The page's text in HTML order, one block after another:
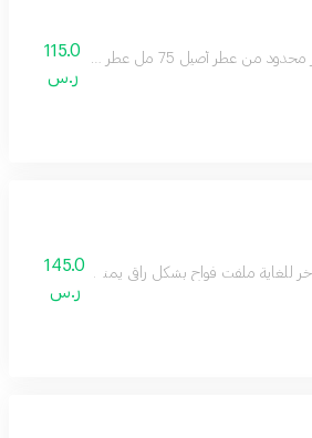
منعش يتميز باللطافة والهدوء والجمال يمنحك شعورا بالمتعة والسعادة عطر ممتع ومريح للغاية عطرك اليومي مكونات العطر توت فراولة فانيلا زهر البرتقال
115.0
ر.س
للغاية ملفت فواح بشكل راقي يمنحك الفخامة
145.0
ر.س